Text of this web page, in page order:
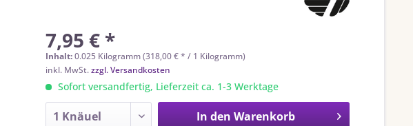
7,95 € *
Inhalt:0.025 Kilogramm (318,00 € * / 1 Kilogramm)
inkl. MwSt.zzgl. Versandkosten
Sofort versandfertig, Lieferzeit ca. 1-3 Werktage
In den Warenkorb